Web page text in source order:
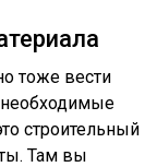
тоже вести
необходимые
строительный
Там вы